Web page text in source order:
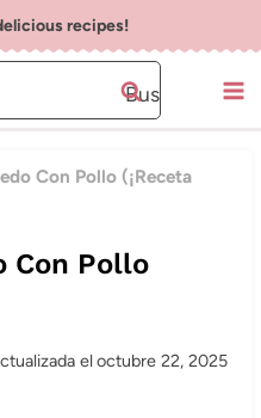
recipes!
Con Pollo (¡Receta
Con Pollo
eloctubre 22, 2025